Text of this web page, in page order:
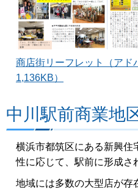
商店街リーフレット（アド
1,136KB）
中川駅前商業地
横浜市都筑区にある新興住
性に応じて、駅前に形成さ
地域には多数の大型店が存